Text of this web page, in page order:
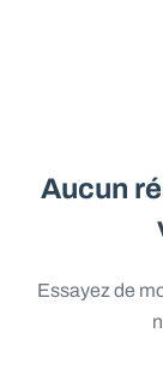
Malvoisin (5575)
Terrain Remove
Aucun
Essayez de